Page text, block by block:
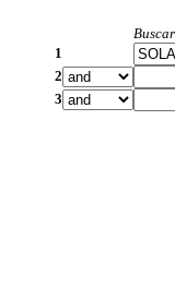
Buscar
1
2
3